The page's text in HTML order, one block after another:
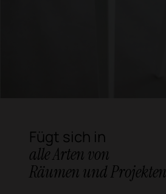
Fügt sich in
alle Arten von
Räumen und Projekten